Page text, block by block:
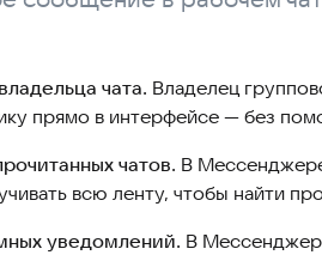
чата. Владелец
прямо в интерфейсе — без
чатов. В
всю ленту, чтобы найти
уведомлений. В